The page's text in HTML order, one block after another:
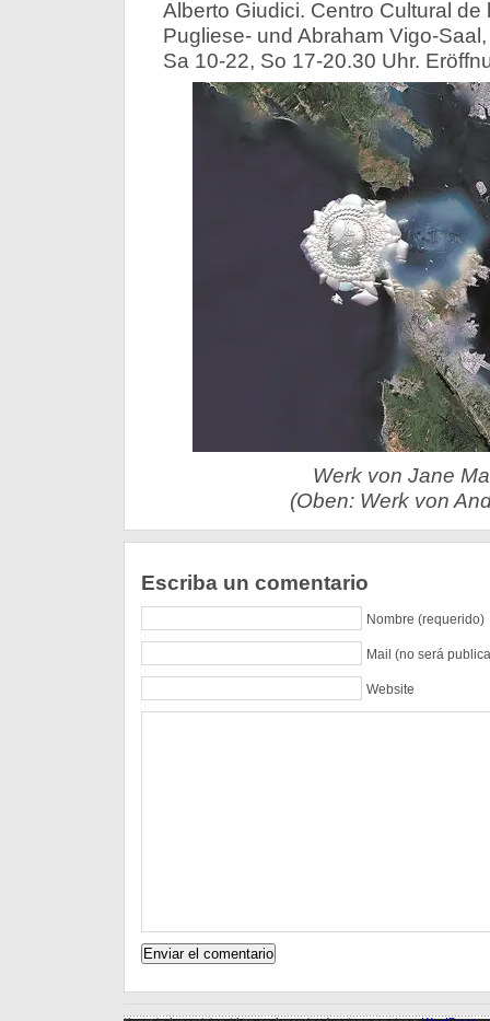
Alberto Giudici. Centro Cultural
Pugliese- und Abraham Vigo-
Sa 10-22, So 17-20.30 Uhr.
Werk von Jane
(Oben: Werk von
Escriba un comentario
Nombre (requerido)
Mail (no será
Website